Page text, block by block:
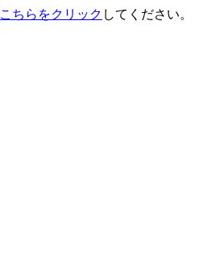
こちらをクリック してください。